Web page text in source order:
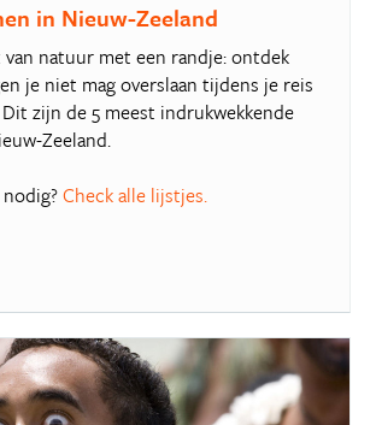
in Nieuw-Zeeland
natuur met een randje: ontdek
je niet mag overslaan tijdens je reis
zijn de 5 meest indrukwekkende
Zeeland.
Check alle lijstjes.